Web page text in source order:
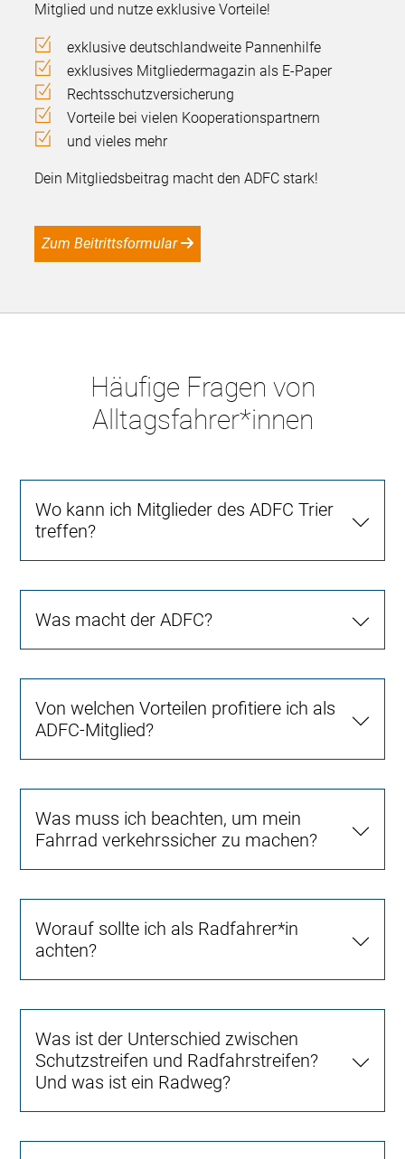
Mitglied und nutze exklusive Vorteile!
exklusive deutschlandweite Pannenhilfe
exklusives Mitgliedermagazin als E-Paper
Rechtsschutzversicherung
Vorteile bei vielen Kooperationspartnern
und vieles mehr
Dein Mitgliedsbeitrag macht den ADFC stark!
Zum Beitrittsformular
Häufige Fragen von
Alltagsfahrer*innen
Wo kann ich Mitglieder des ADFC Trier
treffen?
Was macht der ADFC?
Von welchen Vorteilen profitiere ich als
ADFC-Mitglied?
Was muss ich beachten, um mein
Fahrrad verkehrssicher zu machen?
Worauf sollte ich als Radfahrer*in
achten?
Was ist der Unterschied zwischen
Schutzstreifen und Radfahrstreifen?
Und was ist ein Radweg?